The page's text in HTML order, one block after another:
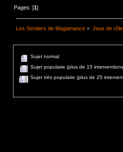
Pages: [1]
Les Sentiers de Magamance » Jeux de
Sujet normal
Sujet populaire (plus de 15
Sujet très populaire (plus de 25